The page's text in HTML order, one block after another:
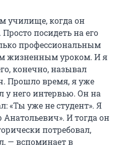
училище, когда он
посидеть на его
профессиональным
жизненным уроком. И я
конечно, называл
Прошло время, я уже
у него интервью. Он на
«Ты уже не студент». Я
Анатольевич». И тогда он
потребовал,
— вспоминает в